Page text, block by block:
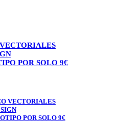
POR SOLO 9€
VECTORIALES
POR SOLO 9€